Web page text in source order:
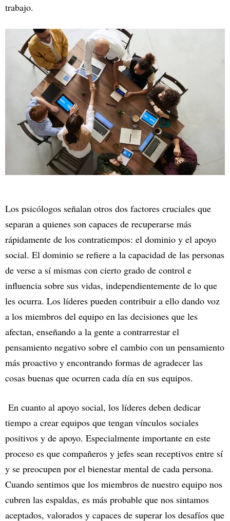
trabajo.
Los psicólogos señalan otros dos factores cruciales que
separan a quienes son capaces de recuperarse más
rápidamente de los contratiempos: el dominio y el apoyo
social. El dominio se refiere a la capacidad de las personas
de verse a sí mismas con cierto grado de control e
influencia sobre sus vidas, independientemente de lo que
les ocurra. Los líderes pueden contribuir a ello dando voz
a los miembros del equipo en las decisiones que les
afectan, enseñando a la gente a contrarrestar el
pensamiento negativo sobre el cambio con un pensamiento
más proactivo y encontrando formas de agradecer las
cosas buenas que ocurren cada día en sus equipos.
En cuanto al apoyo social, los líderes deben dedicar
tiempo a crear equipos que tengan vínculos sociales
positivos y de apoyo. Especialmente importante en este
proceso es que compañeros y jefes sean receptivos entre sí
y se preocupen por el bienestar mental de cada persona.
Cuando sentimos que los miembros de nuestro equipo nos
cubren las espaldas, es más probable que nos sintamos
aceptados, valorados y capaces de superar los desafíos que